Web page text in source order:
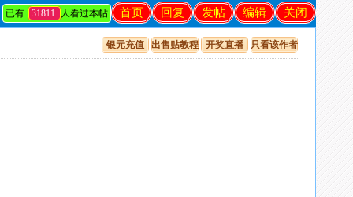
关闭
编辑
发帖
回复
首页
已有 31811 人看过本帖
银元充值 出售贴教程 开奖直播 只看该作者